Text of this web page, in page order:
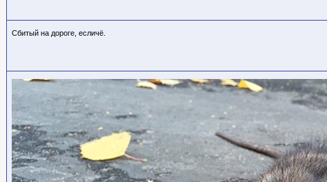
Сбитый на дороге, есличё.